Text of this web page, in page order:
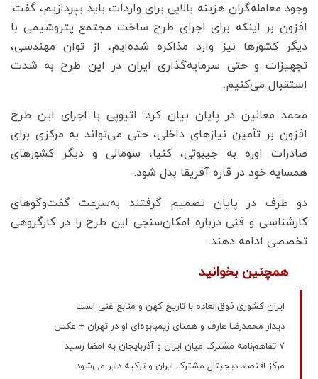
وجود معامله‌گران هزینه بالایی برای واردات باید بپردازیم، گفت:
افزون بر اینکه برای اجرای طرح ساخت مجتمع پتروشیمی با
دیگر کشور‌ها نیز وارد مذاکره شده‌ایم، از توان مهندسی،
تجهیزات و حتی سرمایه‌گذاری ایران در این طرح به شدت
استقبال می‌کنیم.
محمد معالین در پایان بیان کرد: اتیوپی با اجرای این طرح
افزون بر تأمین نیاز‌های داخلی، حتی می‌تواند به مرکزی برای
صادرات اوره به جیبوتی، کنیا، سومالی و دیگر کشور‌های
همسایه خود در قاره آفریقا بدل شود.
دو طرف در پایان تصمیم گرفتند به‌سرعت گفت‌و‌گو‌های
کارشناسی و فنی درباره امکان‌سنجی این طرح را در کارگروهی
تخصصی ادامه دهند.
همچنین بخوانید
ایران کشوری فوق‌العاده با تاریخ کهن و منابع غنی است
دیدار محمدرضا عارف و همتای زیمبابوه‌ای او در تهران + عکس
7 تفاهم‌نامه مشترک میان ایران و آذربایجان به امضا رسید
مرکز اقتصاد دیجیتال مشترک ایران و ترکیه دایر می‌شود